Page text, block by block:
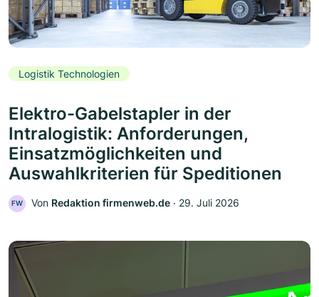
Logistik Technologien
Elektro-Gabelstapler in der
Intralogistik: Anforderungen,
Einsatzmöglichkeiten und
Auswahlkriterien für Speditionen
FW Von Redaktion firmenweb.de ‧ 29. Juli 2026